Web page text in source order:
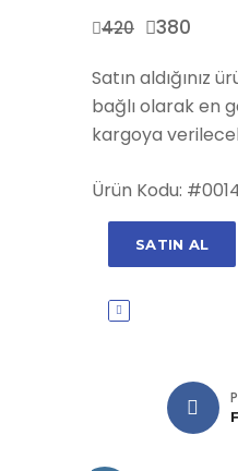
420 380
Satın aldığınız
bağlı olarak en
kargoya
Ürün Kodu:
SATIN AL